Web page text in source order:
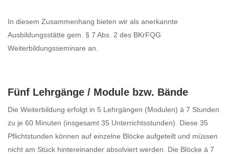
In diesem Zusammenhang bieten wir als anerkannte
Ausbildungsstätte gem. § 7 Abs. 2 des BKrFQG
Weiterbildungsseminare an.
Fünf Lehrgänge / Module bzw. Bände
Die Weiterbildung erfolgt in 5 Lehrgängen (Modulen) á 7 Stunden
zu je 60 Minuten (insgesamt 35 Unterrichtsstunden). Diese 35
Pflichtstunden können auf einzelne Blöcke aufgeteilt und müssen
nicht am Stück hintereinander absolviert werden. Die Blöcke á 7